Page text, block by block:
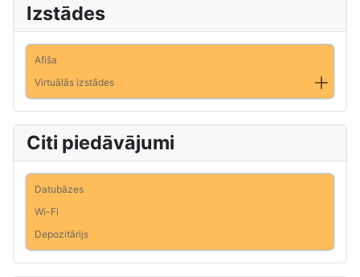
Izstādes
Afiša
Virtuālās izstādes
Citi piedāvājumi
Datubāzes
Wi-Fi
Depozitārijs